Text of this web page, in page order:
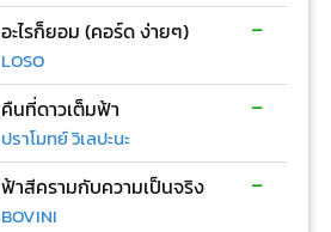
อะไรก็ยอม (คอร์ด ง่ายๆ)
LOSO
-
คืนที่ดาวเต็มฟ้า
ปราโมทย์ วิเลปะนะ
-
ฟ้าสีครามกับความเป็นจริง
BOVINI
-